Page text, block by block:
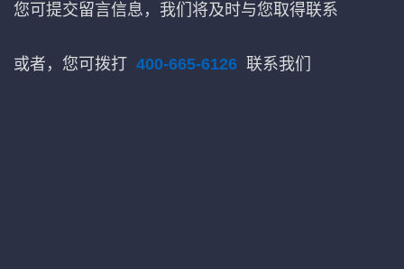
您可提交留言信息，我们将及时与您取得联系
或者，您可拨打 400-665-6126 联系我们